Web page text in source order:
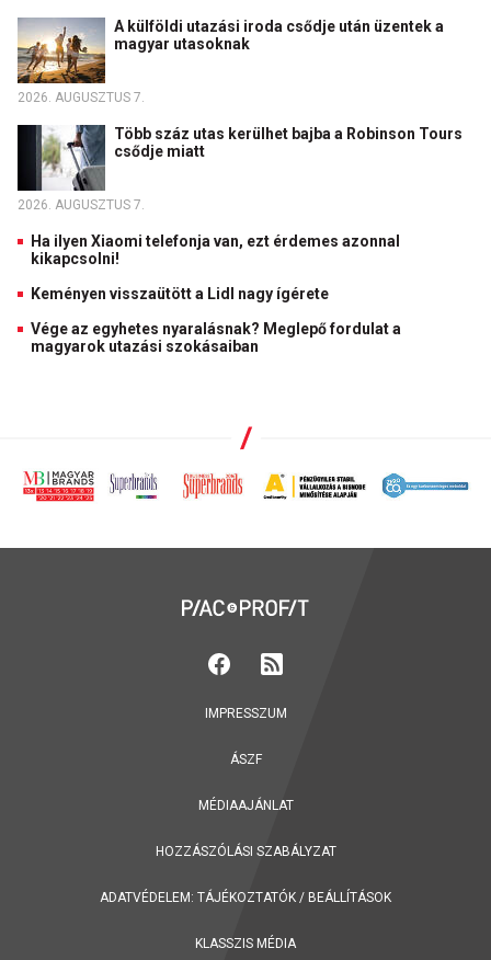
A külföldi utazási iroda csődje után üzentek a
magyar utasoknak
2026. AUGUSZTUS 7.
Több száz utas kerülhet bajba a Robinson Tours
csődje miatt
2026. AUGUSZTUS 7.
Ha ilyen Xiaomi telefonja van, ezt érdemes azonnal
kikapcsolni!
Keményen visszaütött a Lidl nagy ígérete
Vége az egyhetes nyaralásnak? Meglepő fordulat a
magyarok utazási szokásaiban
IMPRESSZUM
ÁSZF
MÉDIAAJÁNLAT
HOZZÁSZÓLÁSI SZABÁLYZAT
ADATVÉDELEM: TÁJÉKOZTATÓK / BEÁLLÍTÁSOK
KLASSZIS MÉDIA